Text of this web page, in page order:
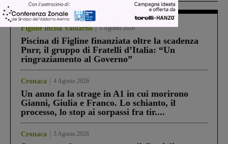
Figline Incisa Valdarno 1 Agosto 2026
Piscina di Figline finanziata oltre la scadenza
Pnrr, il gruppo di Fratelli d’Italia: “Un
ringraziamento al Governo”
Cronaca 4 Agosto 2026
Un anno fa la strage in A1 in cui morirono
Gianni, Giulia e Franco. Lo schianto, il
processo, lo stop ai sorpassi fra tir....
Cronaca 3 Agosto 2026